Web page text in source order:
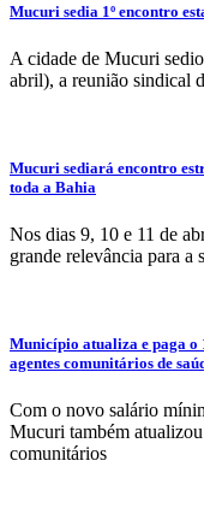
Mucuri sedia 1º encontro
A cidade de Mucuri
abril), a reunião sindical
Mucuri sediará encontro
toda a Bahia
Nos dias 9, 10 e 11 de
grande relevância para a
Município atualiza e paga o
agentes comunitários de
Com o novo salário
Mucuri também
comunitários